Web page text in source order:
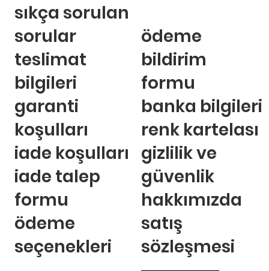
sıkça sorulan
sorular
teslimat
bilgileri
garanti
koşulları
iade koşulları
iade talep
formu
ödeme
seçenekleri
ödeme
bildirim
formu
banka bilgileri
renk kartelası
gizlilik ve
güvenlik
hakkımızda
satış
sözleşmesi